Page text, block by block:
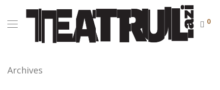
0
Archives